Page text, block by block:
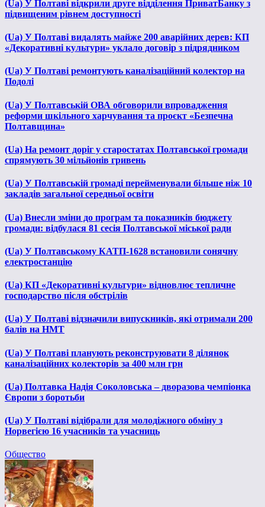
(Ua) У Полтаві відкрили друге відділення ПриватБанку з
підвищеним рівнем доступності
(Ua) У Полтаві видалять майже 200 аварійних дерев: КП
«Декоративні культури» уклало договір з підрядником
(Ua) У Полтаві ремонтують каналізаційний колектор на
Подолі
(Ua) У Полтавській ОВА обговорили впровадження
реформи шкільного харчування та проєкт «Безпечна
Полтавщина»
(Ua) На ремонт доріг у старостатах Полтавської громади
спрямують 30 мільйонів гривень
(Ua) У Полтавській громаді перейменували більше ніж 10
закладів загальної середньої освіти
(Ua) Внесли зміни до програм та показників бюджету
громади: відбулася 81 сесія Полтавської міської ради
(Ua) У Полтавському КАТП-1628 встановили сонячну
електростанцію
(Ua) КП «Декоративні культури» відновлює тепличне
господарство після обстрілів
(Ua) У Полтаві відзначили випускників, які отримали 200
балів на НМТ
(Ua) У Полтаві планують реконструювати 8 ділянок
каналізаційних колекторів за 400 млн грн
(Ua) Полтавка Надія Соколовська – дворазова чемпіонка
Європи з боротьби
(Ua) У Полтаві відібрали для молодіжного обміну з
Норвегією 16 учасників та учасниць
Общество